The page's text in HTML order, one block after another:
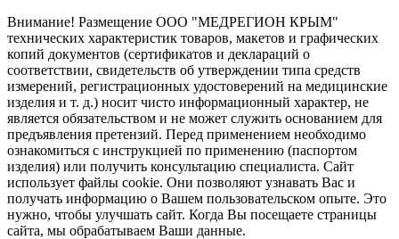
Внимание! Размещение ООО "МЕДРЕГИОН КРЫМ"
технических характеристик товаров, макетов и графических
копий документов (сертификатов и деклараций о
соответствии, свидетельств об утверждении типа средств
измерений, регистрационных удостоверений на медицинские
изделия и т. д.) носит чисто информационный характер, не
является обязательством и не может служить основанием для
предъявления претензий. Перед применением необходимо
ознакомиться с инструкцией по применению (паспортом
изделия) или получить консультацию специалиста. Сайт
использует файлы cookie. Они позволяют узнавать Вас и
получать информацию о Вашем пользовательском опыте. Это
нужно, чтобы улучшать сайт. Когда Вы посещаете страницы
сайта, мы обрабатываем Ваши данные.